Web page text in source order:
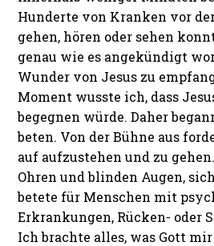
Hunderte von Kranken vor
gehen, hören oder sehen
genau wie es angekündigt
Wunder von Jesus zu
Moment wusste ich, dass
begegnen würde. Daher
beten. Von der Bühne aus
auf aufzustehen und zu
Ohren und blinden Augen,
betete für Menschen mit
Erkrankungen, Rücken- oder
Ich brachte alles, was Gott